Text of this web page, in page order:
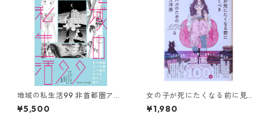
地域の私生活99 非首都圏アン
ソロジー / 비수도권 탐방기 <
지역의 사생활99>
¥5,500
女の子が死にたくなる前に見
ておくべきサバイバルのため
のガールズ洋画100選
¥1,980